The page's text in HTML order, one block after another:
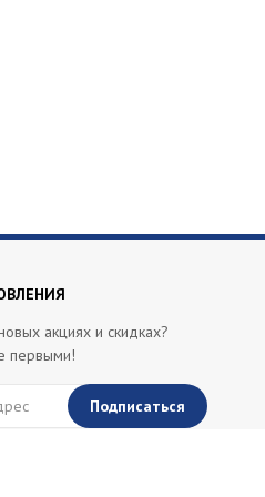
акциях и скидках?
первыми!
Подписаться